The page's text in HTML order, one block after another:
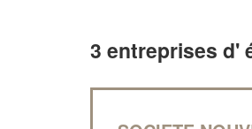
3 entreprises d'